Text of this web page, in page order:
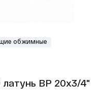
обжимные
ВР 20х3/4"